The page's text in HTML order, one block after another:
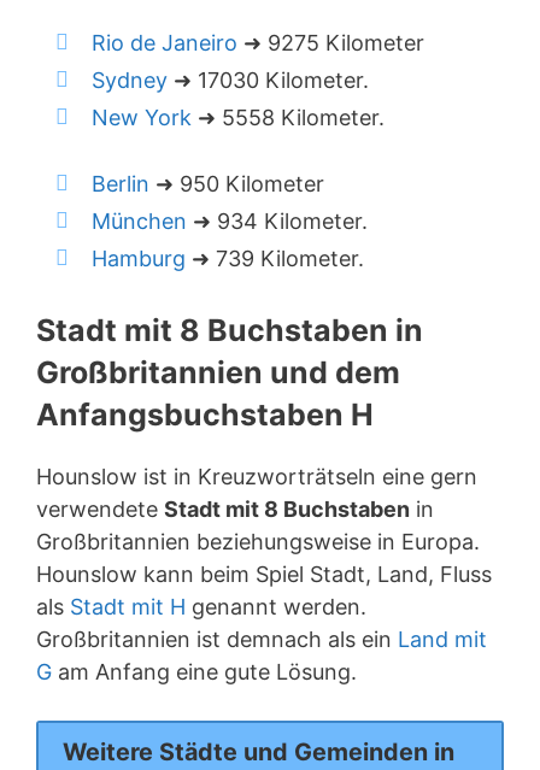
Rio de Janeiro ➜ 9275 Kilometer
Sydney ➜ 17030 Kilometer.
New York ➜ 5558 Kilometer.
Berlin ➜ 950 Kilometer
München ➜ 934 Kilometer.
Hamburg ➜ 739 Kilometer.
Stadt mit 8 Buchstaben in
Großbritannien und dem
Anfangsbuchstaben H
Hounslow ist in Kreuzworträtseln eine gern
verwendete Stadt mit 8 Buchstaben in
Großbritannien beziehungsweise in Europa.
Hounslow kann beim Spiel Stadt, Land, Fluss
als Stadt mit H genannt werden.
Großbritannien ist demnach als ein Land mit
G am Anfang eine gute Lösung.
Weitere Städte und Gemeinden in